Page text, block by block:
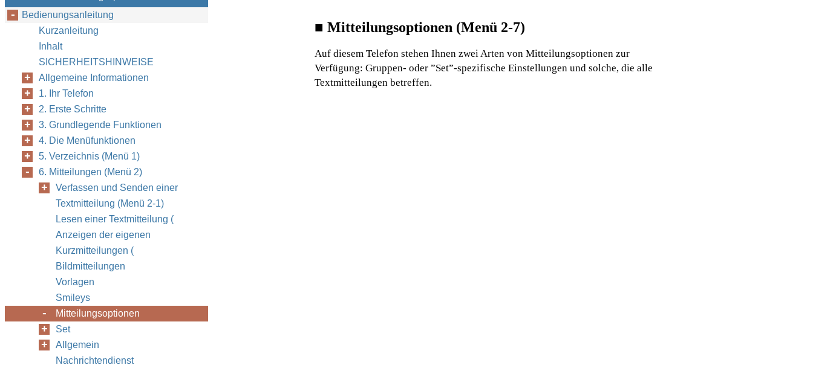
■ Mitteilungsoptionen (Menü 2-7)
Auf diesem Telefon stehen Ihnen zwei Arten von Mitteilungsoptionen zur
Verfügung: Gruppen- oder ”Set”-spezifische Einstellungen und solche, die alle
Textmitteilungen betreffen.
Bedienungsanleitung
Kurzanleitung
Inhalt
SICHERHEITSHINWEISE
Allgemeine Informationen
1. Ihr Telefon
2. Erste Schritte
3. Grundlegende Funktionen
4. Die Menüfunktionen
5. Verzeichnis (Menü 1)
6. Mitteilungen (Menü 2)
Verfassen und Senden einer
Textmitteilung (Menü 2-1)
Lesen einer Textmitteilung (
Anzeigen der eigenen
Kurzmitteilungen (
Bildmitteilungen
Vorlagen
Smileys
Mitteilungsoptionen
Set
Allgemein
Nachrichtendienst